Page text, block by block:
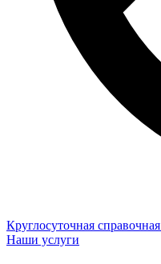
Круглосуточная справочная
Наши услуги